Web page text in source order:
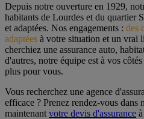
Depuis notre ouverture en 1929,
habitants de Lourdes et du quartier
et adaptées. Nos engagements : des
adaptées à votre situation et un vrai
cherchiez une assurance auto,
d'autres, notre équipe est à vos
plus pour vous.
Vous recherchez une agence
efficace ? Prenez rendez-vous dans
maintenant votre devis d'assurance